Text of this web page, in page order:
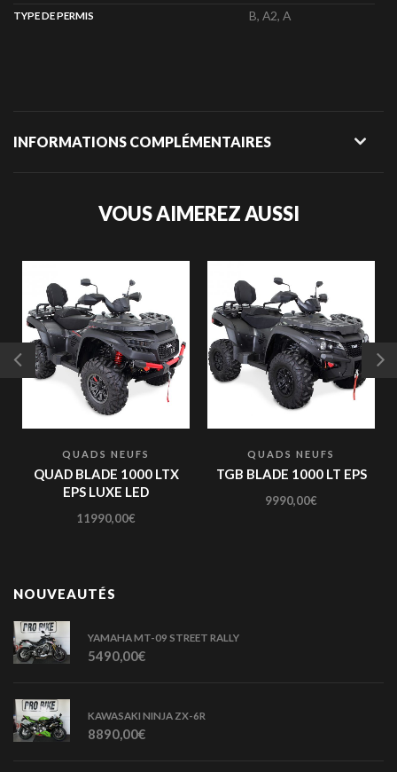
TYPE DE PERMIS B, A2, A
INFORMATIONS COMPLÉMENTAIRES
VOUS AIMEREZ AUSSI
QUADS NEUFS
QUAD BLADE 1000 LTX
EPS LUXE LED
11990,00€
QUADS NEUFS
TGB BLADE 1000 LT EPS
9990,00€
NOUVEAUTÉS
YAMAHA MT-09 STREET RALLY
5490,00€
KAWASAKI NINJA ZX-6R
8890,00€